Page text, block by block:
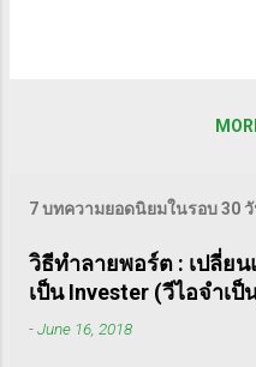
กระมัง จึงเ
คลิป
กัมพูชา โดย
ประเทศญี่ปุ่น
ว่าจะมีรายไ
Business
โอกาส - กัม
7 บทความยอดนิยมในรอบ 30
วิธีทำลายพอร์ต : เปลี่ย
เป็น Invester (วีไอจำเป็
-June 16, 2018